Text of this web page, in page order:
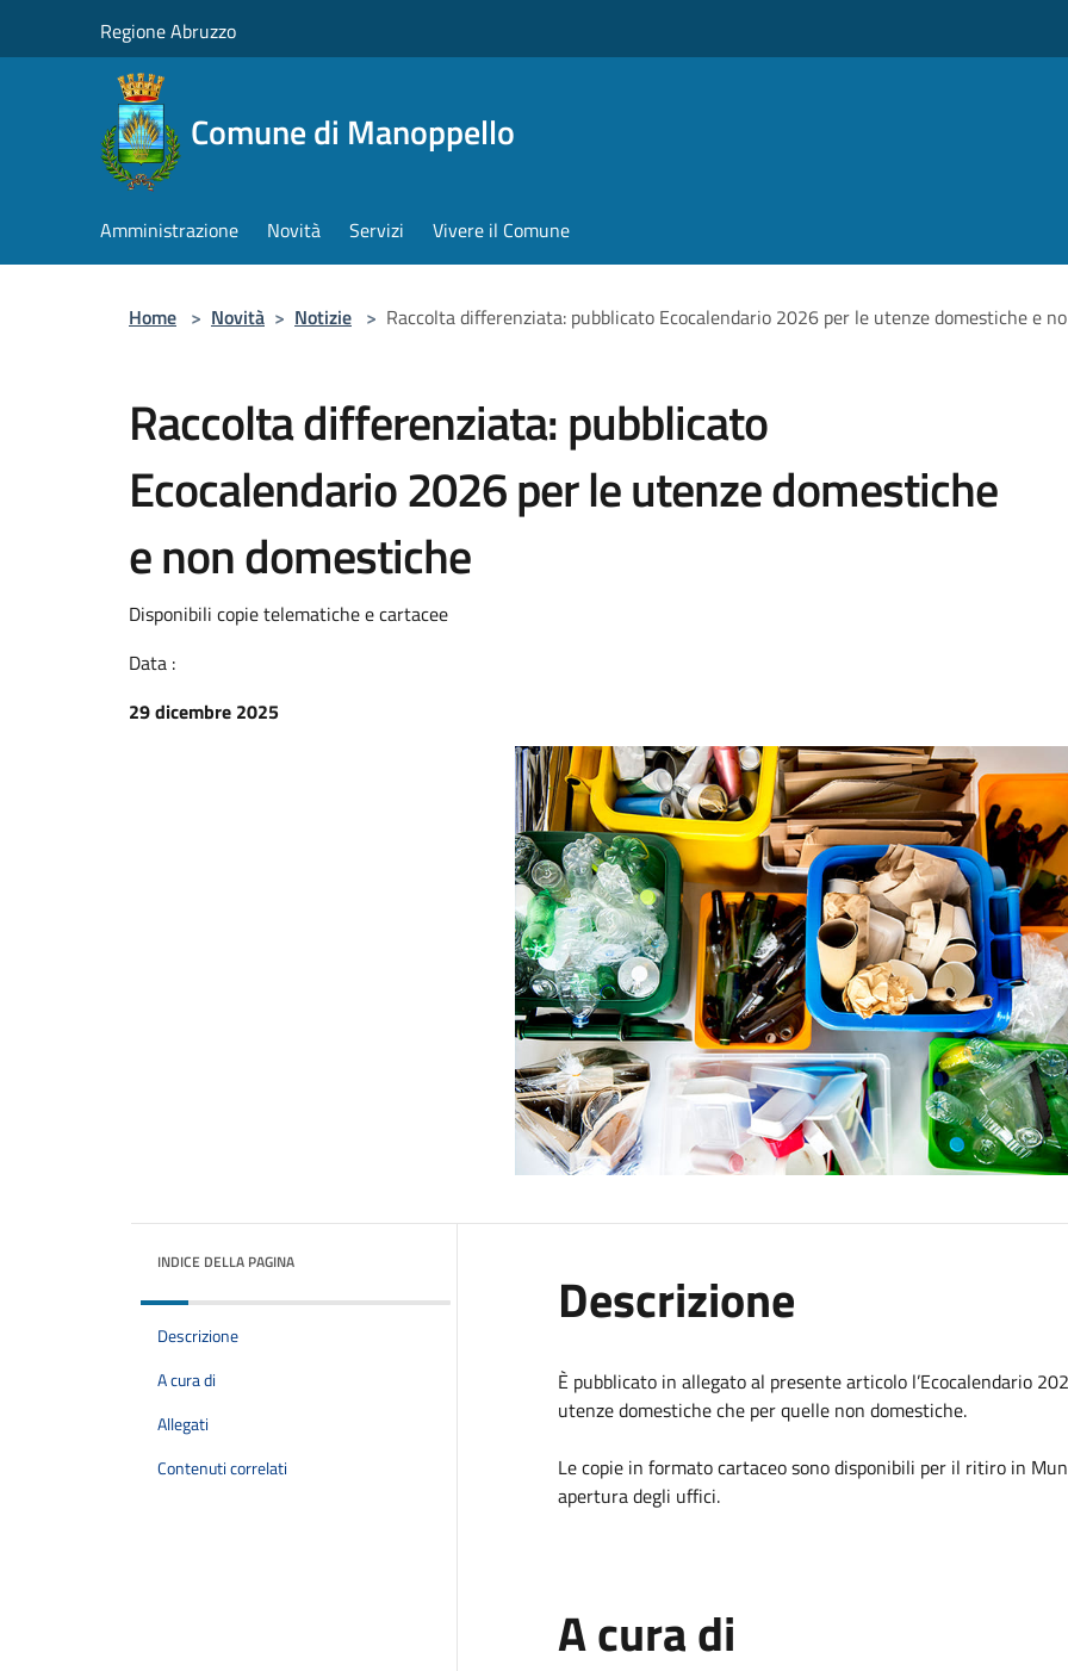
Regione Abruzzo
Comune di Manoppello
Amministrazione Novità Servizi Vivere il Comune
Home > Novità > Notizie > Raccolta differenziata: pubblicato Ecocalendario 2026 per le utenze domestiche e
Raccolta differenziata: pubblicato
Ecocalendario 2026 per le utenze domestiche
e non domestiche
Disponibili copie telematiche e cartacee
Data :
29 dicembre 2025
INDICE DELLA PAGINA
Descrizione
A cura di
Allegati
Contenuti correlati
Descrizione
È pubblicato in allegato al presente articolo l’Ecocalendario
utenze domestiche che per quelle non domestiche.
Le copie in formato cartaceo sono disponibili per il ritiro in
apertura degli uffici.
A cura di